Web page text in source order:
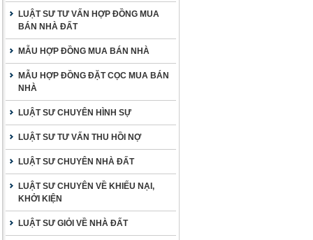
LUẬT SƯ TƯ VẤN HỢP ĐỒNG MUA
BÁN NHÀ ĐẤT
MẪU HỢP ĐỒNG MUA BÁN NHÀ
MẪU HỢP ĐỒNG ĐẶT CỌC MUA BÁN
NHÀ
LUẬT SƯ CHUYÊN HÌNH SỰ
LUẬT SƯ TƯ VẤN THU HỒI NỢ
LUẬT SƯ CHUYÊN NHÀ ĐẤT
LUẬT SƯ CHUYÊN VỀ KHIẾU NẠI,
KHỞI KIỆN
LUẬT SƯ GIỎI VỀ NHÀ ĐẤT